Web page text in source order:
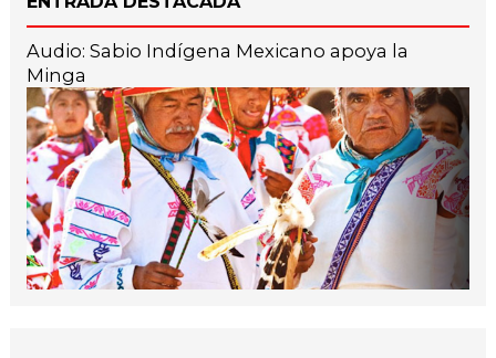
Audio: Sabio Indígena Mexicano apoya la
Minga